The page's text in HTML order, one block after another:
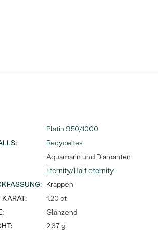
Platin 950/1000
:
Recyceltes
Aquamarin und Diamanten
Eternity/Half eternity
: Krappen
1.20 ct
Glänzend
2.67 g